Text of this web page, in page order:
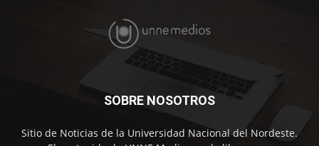
SOBRE NOSOTROS
Sitio de Noticias de la Universidad Nacional del Nordeste.